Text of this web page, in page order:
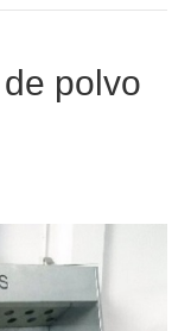
polvo